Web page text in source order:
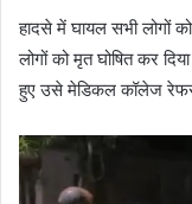
हादसे में घायल सभी लोगों
लोगों को मृत घोषित कर
हुए उसे मेडिकल कॉलेज रेफर